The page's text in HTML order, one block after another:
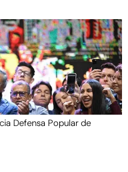
Defensa Popular de